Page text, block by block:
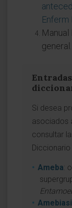
Enferm
Manual
general.
Si desea
asociados
consultar
Ameba: